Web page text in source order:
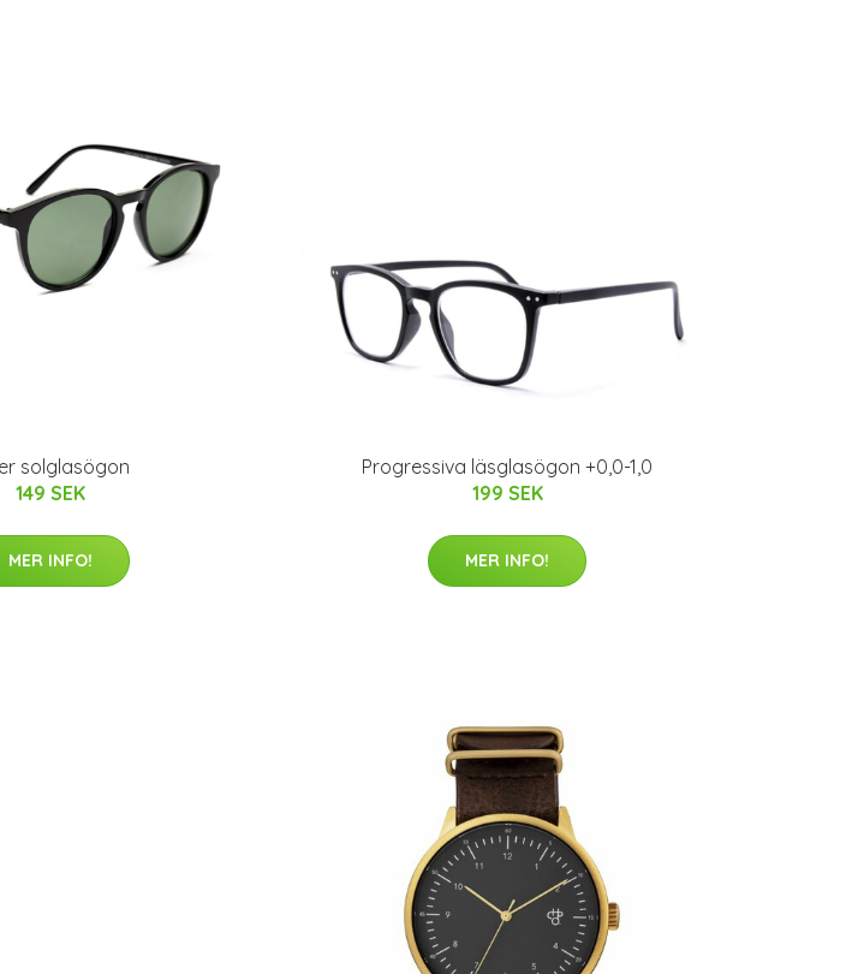
solglasögon
149 SEK
MER INFO!
Progressiva läsglasögon +0,0-1,0
199 SEK
MER INFO!